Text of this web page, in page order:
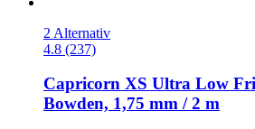
2 Alternativ
4.8 (237)
Capricorn XS Ultra Low
Bowden, 1,75 mm / 2 m